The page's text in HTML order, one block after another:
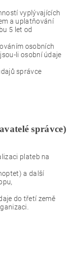
vyplývajících
a uplatňování
5 let od
osobních
li osobní údaje
správce
správce)
plateb na
a další
do třetí země